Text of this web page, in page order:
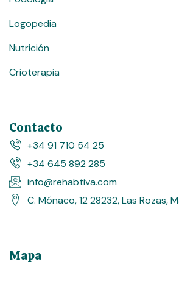
Logopedia
Nutrición
Crioterapia
Contacto
+34 91 710 54 25
+34 645 892 285
info@rehabtiva.com
C. Mónaco, 12 28232, Las Rozas,
Mapa